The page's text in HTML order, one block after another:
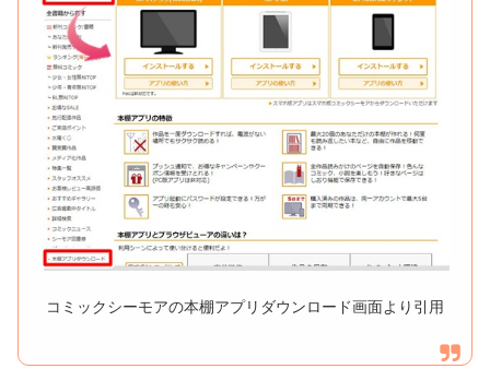
コミックシーモアの本棚アプリダウンロード画面より引用